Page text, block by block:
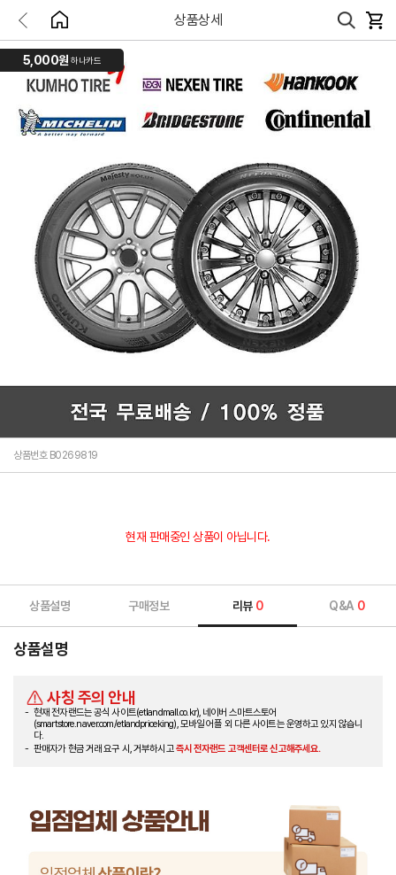
상품상세
5,000원 하나카드
상품번호 B0269819
현재 판매중인 상품이 아닙니다.
상품설명 구매정보 리뷰 0 Q&A 0
상품설명
사칭 주의 안내
현재 전자랜드는 공식 사이트(etlandmall.co.kr), 네이버 스마트스토어
(smartstore.naver.com/etlandpriceking), 모바일 어플 외 다른 사이트는 운영하고 있지 않습니
다.
판매자가 현금 거래 요구 시, 거부하시고즉시 전자랜드 고객센터로 신고해주세요.